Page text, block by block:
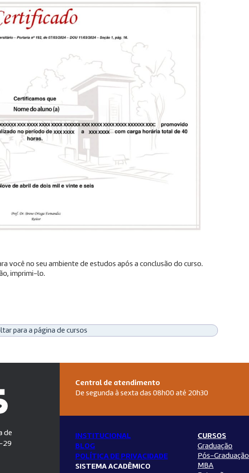
você no seu ambiente de estudos após a conclusão do curso.
imprimi-lo.
para a página de cursos
de
29
Central de atendimento
De segunda à sexta das 08h00 até 20h30
INSTITUCIONAL
BLOG
POLÍTICA DE PRIVACIDADE
SISTEMA ACADÊMICO
CURSOS
Graduação
Pós-Graduação
MBA